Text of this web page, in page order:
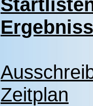
Zeitplan